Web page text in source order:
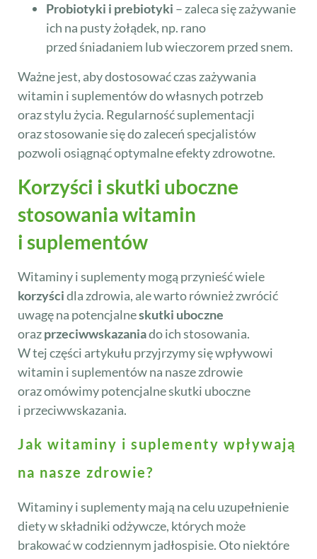
Probiotyki i prebiotyki – zaleca się zażywanie
ich na pusty żołądek, np. rano
przed śniadaniem lub wieczorem przed snem.
Ważne jest, aby dostosować czas zażywania
witamin i suplementów do własnych potrzeb
oraz stylu życia. Regularność suplementacji
oraz stosowanie się do zaleceń specjalistów
pozwoli osiągnąć optymalne efekty zdrowotne.
Korzyści i skutki uboczne
stosowania witamin
i suplementów
Witaminy i suplementy mogą przynieść wiele
korzyścidla zdrowia, ale warto również zwrócić
uwagę na potencjalneskutki uboczne
orazprzeciwwskazaniado ich stosowania.
W tej części artykułu przyjrzymy się wpływowi
witamin i suplementów na nasze zdrowie
oraz omówimy potencjalne skutki uboczne
i przeciwwskazania.
Jak witaminy i suplementy wpływają
na nasze zdrowie?
Witaminy i suplementy mają na celu uzupełnienie
diety w składniki odżywcze, których może
brakować w codziennym jadłospisie. Oto niektóre